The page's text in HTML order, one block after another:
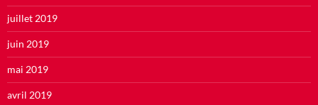
juillet 2019
juin 2019
mai 2019
avril 2019